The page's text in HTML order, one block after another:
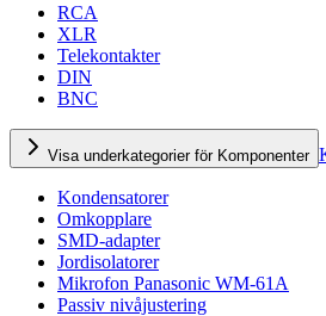
RCA
XLR
Telekontakter
DIN
BNC
Visa underkategorier för Komponenter
Kondensatorer
Omkopplare
SMD-adapter
Jordisolatorer
Mikrofon Panasonic WM-61A
Passiv nivåjustering